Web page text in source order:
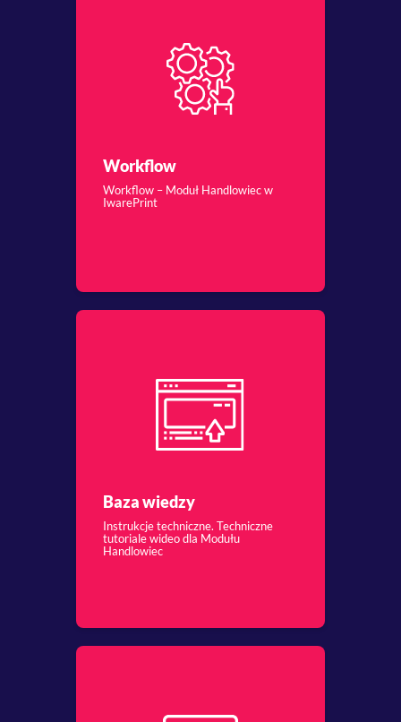
Workflow
Workflow – Moduł Handlowiec w
IwarePrint
Baza wiedzy
Instrukcje techniczne. Techniczne
tutoriale wideo dla Modułu
Handlowiec